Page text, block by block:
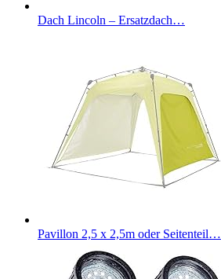
Dach Lincoln – Ersatzdach…
Pavillon 2,5 x 2,5m oder Seitenteil…